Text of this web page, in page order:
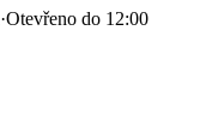
·Otevřeno do 12:00